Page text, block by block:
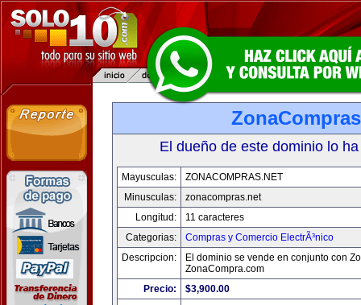
El dueño de este dominio lo
Mayusculas:
ZONACOMPRAS.NET
Minusculas:
zonacompras.net
Longitud:
11 caracteres
Categorias:
Compras y Comercio ElectrÃ³nico
Descripcion:
El dominio se vende en conjunto con
ZonaCompra.com
Precio:
$3,900.00